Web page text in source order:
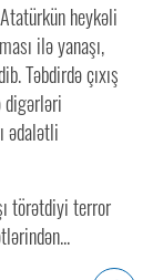
heykəli
ilə yanaşı,
Təbdirdə çıxış
digərləri
ədalətli
törətdiyi terror